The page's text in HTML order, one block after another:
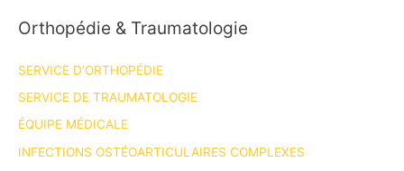
Orthopédie & Traumatologie
SERVICE D’ORTHOPÉDIE
SERVICE DE TRAUMATOLOGIE
ÉQUIPE MÉDICALE
INFECTIONS OSTÉOARTICULAIRES COMPLEXES